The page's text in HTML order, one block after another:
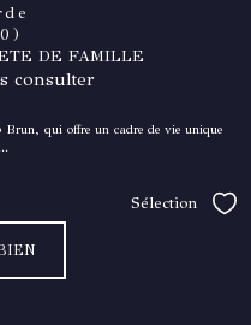
DE FAMILLE
consulter
Brun, qui offre un cadre de vie unique
Sélection